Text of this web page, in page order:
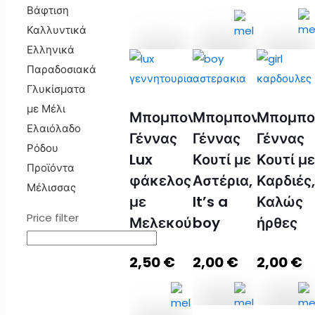
Premium
σε
λευκό
κουτί
με
Μελεκούνι
ποσότητα
στο
καλάθι
Βαζάκι
40γρ
με
mini
μελοκούταλο
και
πανάκι
ποσότητα
Διαβάστε
περισσότερα
Βαζάκι
40γρ
με
κουτάλι
και
πανάκι
ποσότητα
στο
καλάθι
Μπομπονιέρα
Γέννας
Lux
φάκελος
με
Μελεκούνι
2,50€
Μπομπονιέρα
Γέννας
Κουτί με
Αστέρια,
It’s a
boy
2,00€
Γέννας
Κουτί με
Καρδιές,
Καλώς
ήρθες
2,00€
Βάφτιση
Καλλυντικά
Ελληνικά
Παραδοσιακά
Γλυκίσματα
με Μέλι
Ελαιόλαδο
Ρόδου
Προϊόντα
Μέλισσας
Price filter